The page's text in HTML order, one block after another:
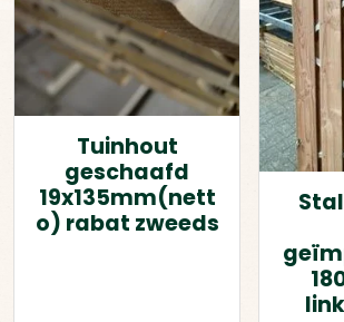
Tuinhout
geschaafd
19x135mm(nett
o) rabat zweeds